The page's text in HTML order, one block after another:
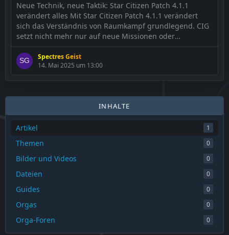
Neue Technik, neue Taktik: Star Citizen Patch 4.1.1
verändert alles Mit Star Citizen Patch 4.1.1 verändert
sich das Verständnis von Raumkampf grundlegend. CIG
setzt nicht mehr nur auf neue Missionen oder
kosmetische Upgrades, sondern auf tiefgreifende
technische Veränderungen, die das Spielverhalten
fundamental beeinflussen. Vom Flugverhalten über
Waffensysteme bis hin zur Individualisierung deines
Star Citizen Patch 4.1.1 – Alle neuen Systeme
im Überblickerschien…
Spectres Geist
14. Mai 2025 um 13:00
INHALTE
Artikel 1
Themen 0
Bilder und Videos 0
Dateien 0
Guides 0
Orgas 0
Orga-Foren 0